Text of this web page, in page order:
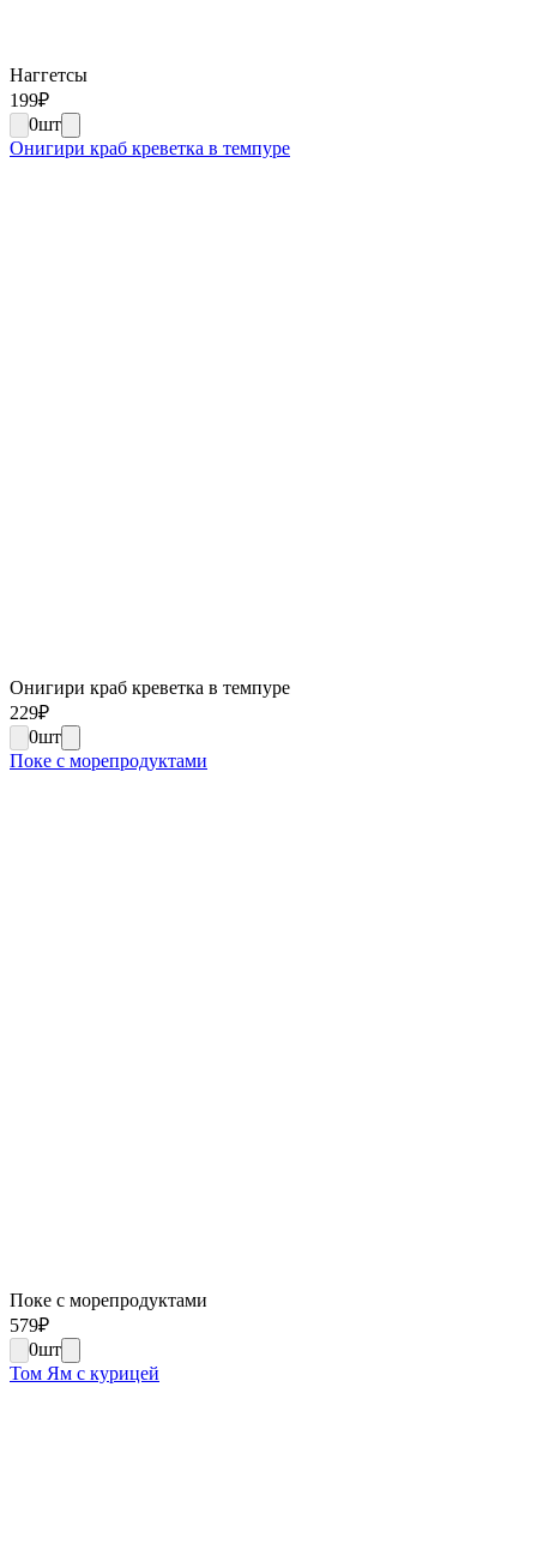
Наггетсы
199₽
0шт
Онигири краб креветка в темпуре
Онигири краб креветка в темпуре
229₽
0шт
Поке с морепродуктами
Поке с морепродуктами
579₽
0шт
Том Ям с курицей